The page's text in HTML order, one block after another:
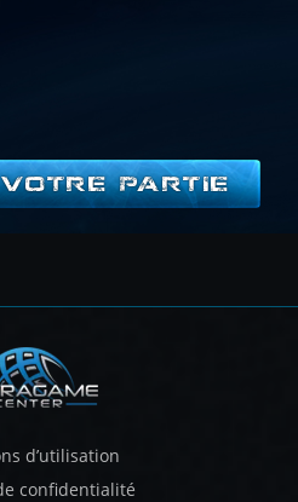
PARTIE
d’utilisation
confidentialité